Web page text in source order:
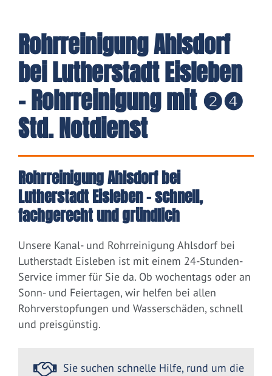
Rohrreinigung Ahlsdorf
bei Lutherstadt Eisleben
- Rohrreinigung mit ❷❹
Std. Notdienst
Rohrreinigung Ahlsdorf bei
Lutherstadt Eisleben – schnell,
fachgerecht und gründlich
Unsere Kanal- und Rohrreinigung Ahlsdorf bei
Lutherstadt Eisleben ist mit einem 24-Stunden-
Service immer für Sie da. Ob wochentags oder an
Sonn- und Feiertagen, wir helfen bei allen
Rohrverstopfungen und Wasserschäden, schnell
und preisgünstig.
Sie suchen schnelle Hilfe, rund um die